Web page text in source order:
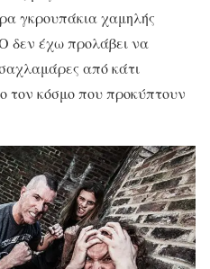
γκρουπάκια χαμηλής
δεν έχω προλάβει να
από κάτι
τον κόσμο που προκύπτουν